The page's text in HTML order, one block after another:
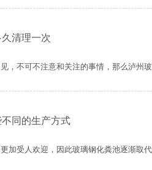
清理一次
不可不注意和关注的事情，那么泸州
同的生产方式
受人欢迎，因此玻璃钢化粪池逐渐取